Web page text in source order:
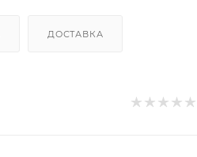
ДОСТАВКА